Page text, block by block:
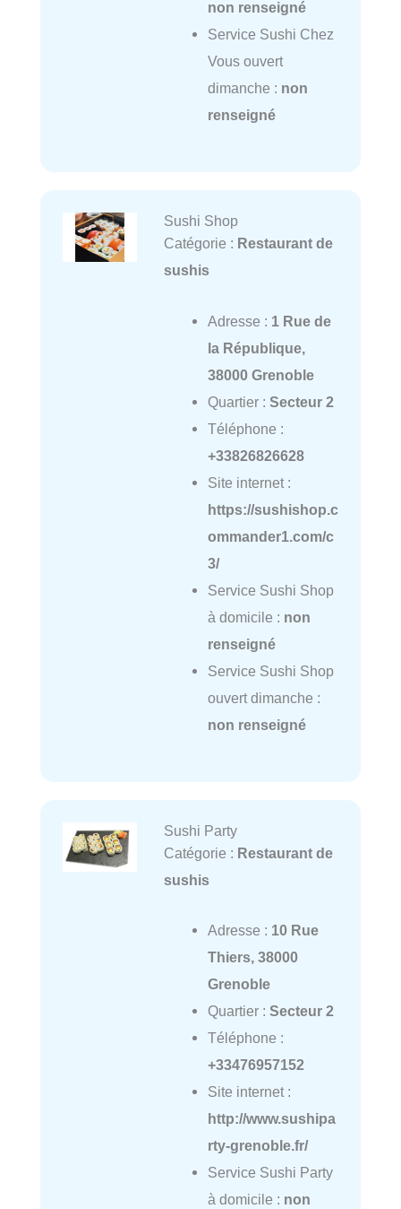
non renseigné
Service Sushi Chez
Vous ouvert
dimanche : non
renseigné
Sushi Shop
Catégorie : Restaurant de
sushis
Adresse : 1 Rue de
la République,
38000 Grenoble
Quartier : Secteur 2
Téléphone :
+33826826628
Site internet :
https://sushishop.c
ommander1.com/c
3/
Service Sushi Shop
à domicile : non
renseigné
Service Sushi Shop
ouvert dimanche :
non renseigné
Sushi Party
Catégorie : Restaurant de
sushis
Adresse : 10 Rue
Thiers, 38000
Grenoble
Quartier : Secteur 2
Téléphone :
+33476957152
Site internet :
http://www.sushipa
rty-grenoble.fr/
Service Sushi Party
à domicile : non